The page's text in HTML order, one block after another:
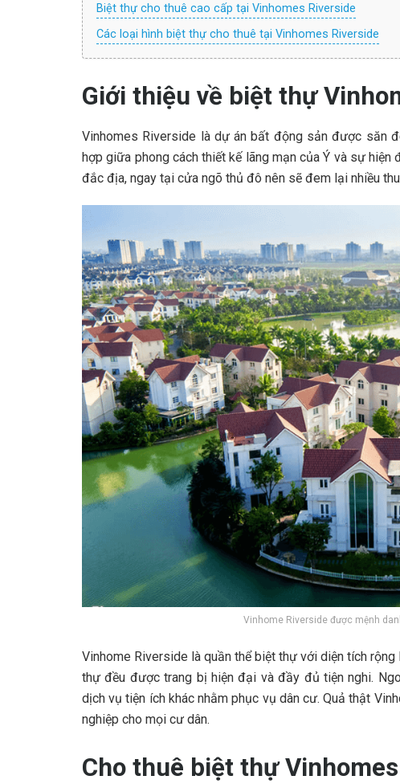
Biệt thự cho thuê cao cấp tại Vinhomes Riverside
Các loại hình biệt thự cho thuê tại Vinhomes Riverside
Giới thiệu về biệt thự
Vinhomes Riverside là dự án bất động sản được săn
hợp giữa phong cách thiết kế lãng mạn của Ý và sự
đắc địa, ngay tại cửa ngõ thủ đô nên sẽ đem lại nhiều
Vinhome Riverside được mệnh
Vinhome Riverside là quần thể biệt thự với diện tích
thự đều được trang bị hiện đại và đầy đủ tiện nghi.
dịch vụ tiện ích khác nhằm phục vụ dân cư. Quả thật
nghiệp cho mọi cư dân.
Cho thuê biệt thự